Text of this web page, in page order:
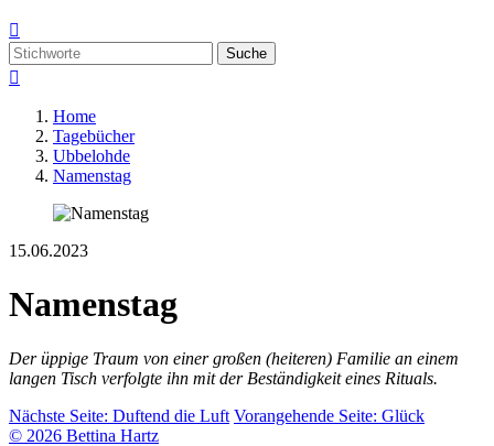

Suche

Home
Tagebücher
Ubbelohde
Namenstag
15.06.2023
Namenstag
Der üppige Traum von einer großen (heiteren) Familie an einem
langen Tisch verfolgte ihn mit der Beständigkeit eines Rituals.
Nächste Seite: Duftend die Luft Vorangehende Seite: Glück
© 2026 Bettina Hartz